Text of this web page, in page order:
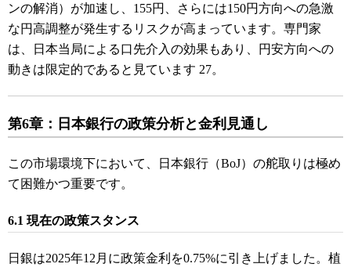
ンの解消）が加速し、155円、さらには150円方向への急激
な円高調整が発生するリスクが高まっています。専門家
は、日本当局による口先介入の効果もあり、円安方向への
動きは限定的であると見ています 27。
第6章：日本銀行の政策分析と金利見通し
この市場環境下において、日本銀行（BoJ）の舵取りは極め
て困難かつ重要です。
6.1 現在の政策スタンス
日銀は2025年12月に政策金利を0.75%に引き上げました。植